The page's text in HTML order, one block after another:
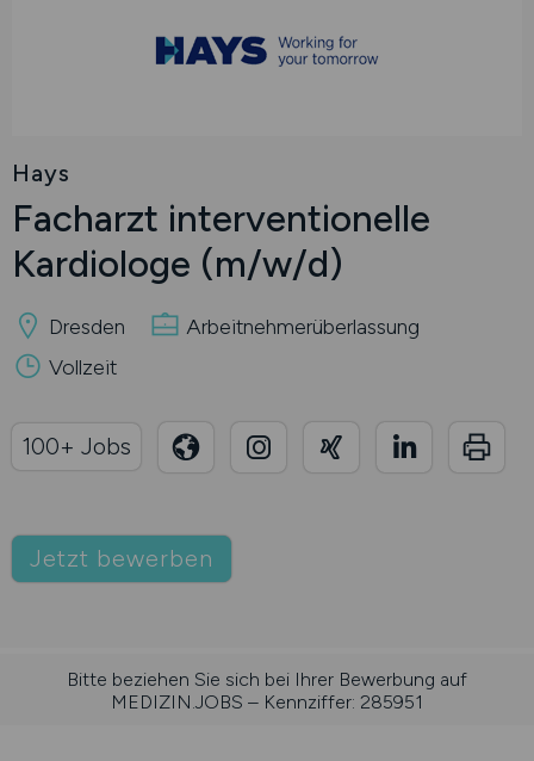
Hays
Facharzt interventionelle
Kardiologe (m/w/d)
Dresden
Arbeitnehmerüberlassung
Vollzeit
Jetzt bewerben
100+ Jobs
Bitte beziehen Sie sich bei Ihrer Bewerbung auf
MEDIZIN.JOBS – Kennziffer: 285951